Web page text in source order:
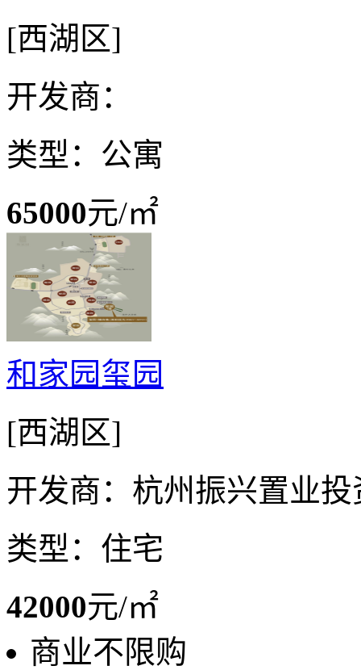
[西湖区]
开发商：
类型：公寓
65000元/㎡
和家园玺园
[西湖区]
开发商：杭州振兴置业
类型：住宅
42000元/㎡
商业不限购